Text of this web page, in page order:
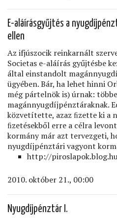
E-aláírásgyűjtés a
ellen
Az ifjúszocik reinkarnált
Societas e-aláírás gyűjtésbe
által einstandolt
ügyében. Bár, ha lehet hinni
még pártelnök is) úrnak:
magánnyugdíjpénztáraknak.
közvetítette, azaz ﬁzette ki a
ﬁzetésekből erre a célra
kormány már azt tervezgeti,
nyugdíjpénztári vagyont
http://
2010. október 21., 00:00
Nyugdíjpénztár I.